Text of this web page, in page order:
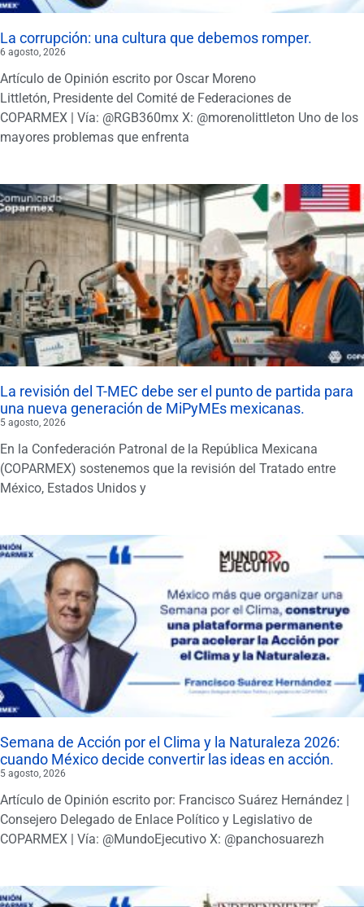
La corrupción: una cultura que debemos romper.
6 agosto, 2026
Artículo de Opinión escrito por Oscar Moreno
Littletón, Presidente del Comité de Federaciones de
COPARMEX | Vía: @RGB360mx X: @morenolittleton Uno de los
mayores problemas que enfrenta
La revisión del T-MEC debe ser el punto de partida para
una nueva generación de MiPyMEs mexicanas.
5 agosto, 2026
En la Confederación Patronal de la República Mexicana
(COPARMEX) sostenemos que la revisión del Tratado entre
México, Estados Unidos y
Semana de Acción por el Clima y la Naturaleza 2026:
cuando México decide convertir las ideas en acción.
5 agosto, 2026
Artículo de Opinión escrito por: Francisco Suárez Hernández |
Consejero Delegado de Enlace Político y Legislativo de
COPARMEX | Vía: @MundoEjecutivo X: @panchosuarezh